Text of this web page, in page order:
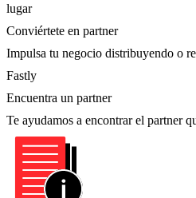
lugar
Conviértete en partner
Impulsa tu negocio distribuyendo o
Fastly
Encuentra un partner
Te ayudamos a encontrar el partner